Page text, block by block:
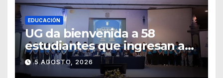
EDUCACIÓN
UG da bienvenida a 58
estudiantes que ingresan a
través de los programas de
equidad
5 AGOSTO, 2026